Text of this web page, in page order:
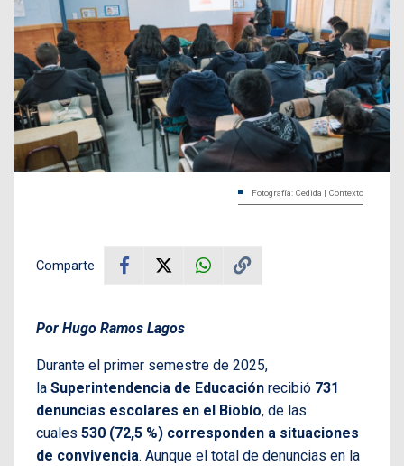
Fotografía: Cedida | Contexto
Comparte
Por Hugo Ramos Lagos
Durante el primer semestre de 2025,
la Superintendencia de Educación recibió 731
denuncias escolares en el Biobío, de las
cuales 530 (72,5 %) corresponden a situaciones
de convivencia. Aunque el total de denuncias en la